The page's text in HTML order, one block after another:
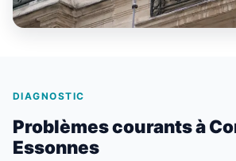
DIAGNOSTIC
Problèmes courants à
Essonnes